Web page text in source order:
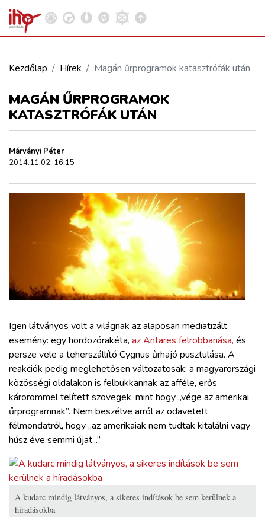
VASÚT
REPÜLÉS
KÖZLEKEDÉSFEJLESZTÉS
ELLÁTÁSI LÁNC
HAJÓZÁS
BLOG
ARCHÍVUM
WEBSHOP
BELÉPÉS
REGISZTRÁCIÓ
Kosár megtekintése
Kezdőlap Hírek Magán űrprogramok katasztrófák után
MAGÁN ŰRPROGRAMOK
KATASZTRÓFÁK UTÁN
Márványi Péter
2014.11.02. 16:15
Igen látványos volt a világnak az alaposan mediatizált
esemény: egy hordozórakéta, az Antares felrobbanása, és
persze vele a teherszállító Cygnus űrhajó pusztulása. A
reakciók pedig meglehetősen változatosak: a magyarországi
közösségi oldalakon is felbukkannak az afféle, erős
kárörömmel telített szövegek, mint hogy „vége az amerikai
űrprogramnak”. Nem beszélve arról az odavetett
félmondatról, hogy „az amerikaiak nem tudtak kitalálni vagy
húsz éve semmi újat...”
A kudarc mindig látványos, a sikeres indítások be sem kerülnek a
híradásokba